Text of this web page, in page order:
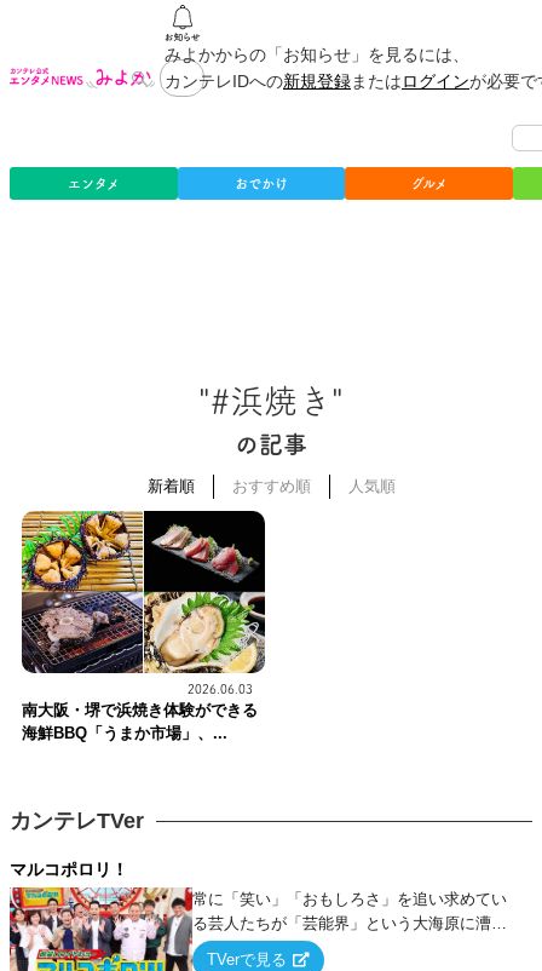
みよかからの「お知らせ」を見るには、
カンテレIDへの新規登録またはログインが必要
エンタメ おでかけ グルメ
"#浜焼き"
の記事
新着順 おすすめ順 人気順
2026.06.03
南大阪・堺で浜焼き体験ができる
海鮮BBQ「うまか市場」、...
カンテレTVer
マルコポロリ！
常に「笑い」「おもしろさ」を追い求めてい
る芸人たちが「芸能界」という大海原に漕ぎ
出でて、新たなオモシロ人間を発掘する！
TVerで見る